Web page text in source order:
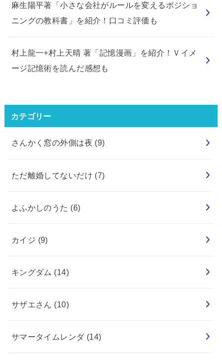
麻生陽平著「小さな会社がルールを変えるポジショ
ニングの教科書」を紹介！口コミ評価も
村上龍一+村上天晴 著「記憶漫画」を紹介！Ｖイメ
ージ記憶術を読んだ感想も
カテゴリー
さんかく窓の外側は夜 (9)
ただ離婚してないだけ (7)
よふかしのうた (6)
カイジ (9)
キングダム (14)
サザエさん (10)
サマータイムレンダ (14)